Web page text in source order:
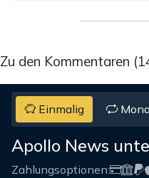
Zu den Kommentaren
Einmalig
Apollo News
Zahlungsoptionen: